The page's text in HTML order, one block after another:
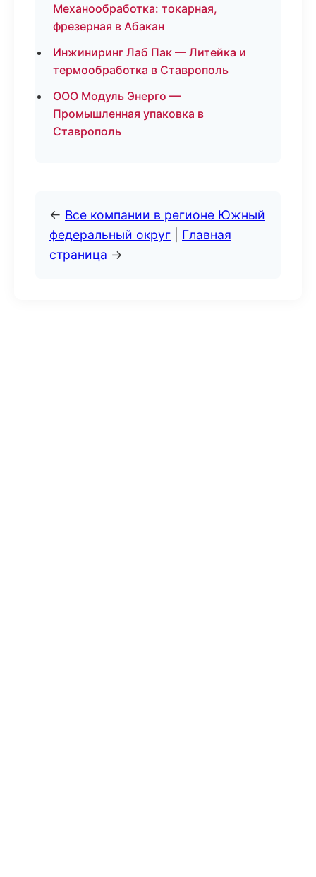
Механообработка: токарная,
фрезерная в Абакан
Инжиниринг Лаб Пак — Литейка и
термообработка в Ставрополь
ООО Модуль Энерго —
Промышленная упаковка в
Ставрополь
← Все компании в регионе Южный
федеральный округ
Главная
страница →